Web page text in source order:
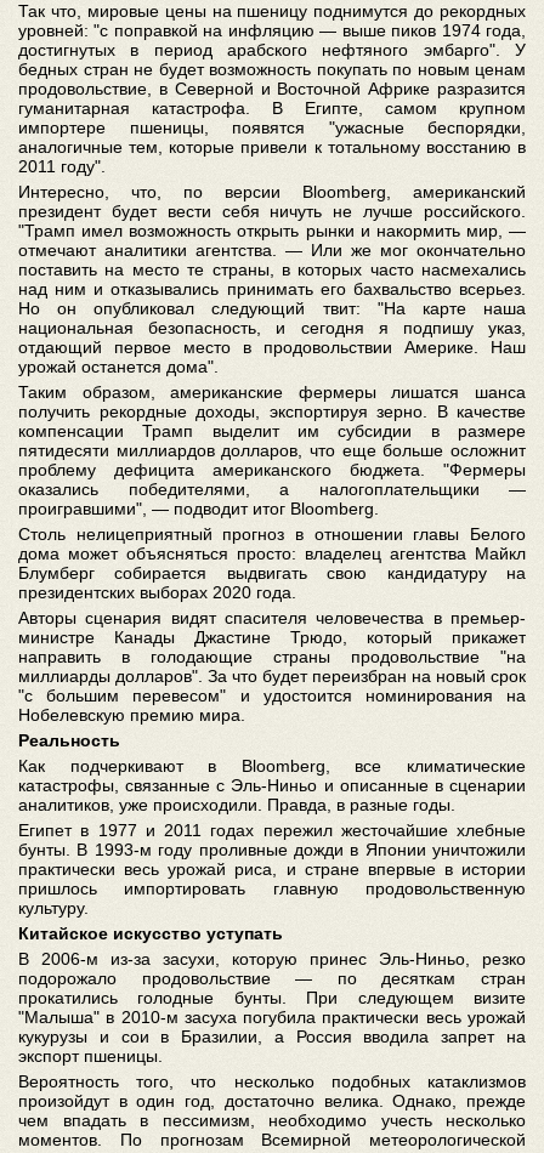
Так что, мировые цены на пшеницу поднимутся до рекордных
уровней: "с поправкой на инфляцию — выше пиков 1974 года,
достигнутых в период арабского нефтяного эмбарго". У
бедных стран не будет возможность покупать по новым ценам
продовольствие, в Северной и Восточной Африке разразится
гуманитарная катастрофа. В Египте, самом крупном
импортере пшеницы, появятся "ужасные беспорядки,
аналогичные тем, которые привели к тотальному восстанию в
2011 году".
Интересно, что, по версии Bloomberg, американский
президент будет вести себя ничуть не лучше российского.
"Трамп имел возможность открыть рынки и накормить мир, —
отмечают аналитики агентства. — Или же мог окончательно
поставить на место те страны, в которых часто насмехались
над ним и отказывались принимать его бахвальство всерьез.
Но он опубликовал следующий твит: "На карте наша
национальная безопасность, и сегодня я подпишу указ,
отдающий первое место в продовольствии Америке. Наш
урожай останется дома".
Таким образом, американские фермеры лишатся шанса
получить рекордные доходы, экспортируя зерно. В качестве
компенсации Трамп выделит им субсидии в размере
пятидесяти миллиардов долларов, что еще больше осложнит
проблему дефицита американского бюджета. "Фермеры
оказались победителями, а налогоплательщики —
проигравшими", — подводит итог Bloomberg.
Столь нелицеприятный прогноз в отношении главы Белого
дома может объясняться просто: владелец агентства Майкл
Блумберг собирается выдвигать свою кандидатуру на
президентских выборах 2020 года.
Авторы сценария видят спасителя человечества в премьер-
министре Канады Джастине Трюдо, который прикажет
направить в голодающие страны продовольствие "на
миллиарды долларов". За что будет переизбран на новый срок
"с большим перевесом" и удостоится номинирования на
Нобелевскую премию мира.
Реальность
Как подчеркивают в Bloomberg, все климатические
катастрофы, связанные с Эль-Ниньо и описанные в сценарии
аналитиков, уже происходили. Правда, в разные годы.
Египет в 1977 и 2011 годах пережил жесточайшие хлебные
бунты. В 1993-м году проливные дожди в Японии уничтожили
практически весь урожай риса, и стране впервые в истории
пришлось импортировать главную продовольственную
культуру.
Китайское искусство уступать
В 2006-м из-за засухи, которую принес Эль-Ниньо, резко
подорожало продовольствие — по десяткам стран
прокатились голодные бунты. При следующем визите
"Малыша" в 2010-м засуха погубила практически весь урожай
кукурузы и сои в Бразилии, а Россия вводила запрет на
экспорт пшеницы.
Вероятность того, что несколько подобных катаклизмов
произойдут в один год, достаточно велика. Однако, прежде
чем впадать в пессимизм, необходимо учесть несколько
моментов. По прогнозам Всемирной метеорологической